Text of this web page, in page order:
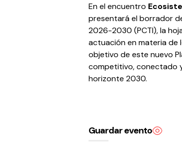
En el encuentro
presentará el borrador
2026-2030 (PCTI), la
actuación en materia de
objetivo de este nuevo
competitivo, conectado
horizonte 2030.
Guardar evento